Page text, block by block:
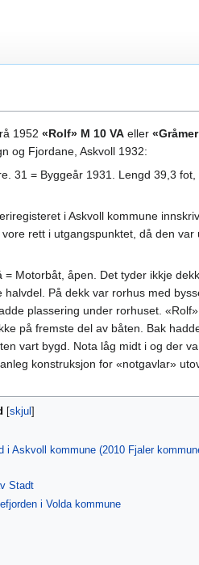
1952 «Rolf» M 10 VA eller
og Fjordane, Askvoll 1932:
31 = Byggeår 1931. Lengd 39,3
i Askvoll kommune
rett i utgangspunktet, då den
Motorbåt, åpen. Det tyder ikkje
På dekk var rorhus med
plassering under rorhuset.
på fremste del av båten. Bak
vart bygd. Nota låg midt i og der
konstruksjon for «notgavlar»
i Askvoll kommune (2010 Fjaler
Stadt
i Volda kommune